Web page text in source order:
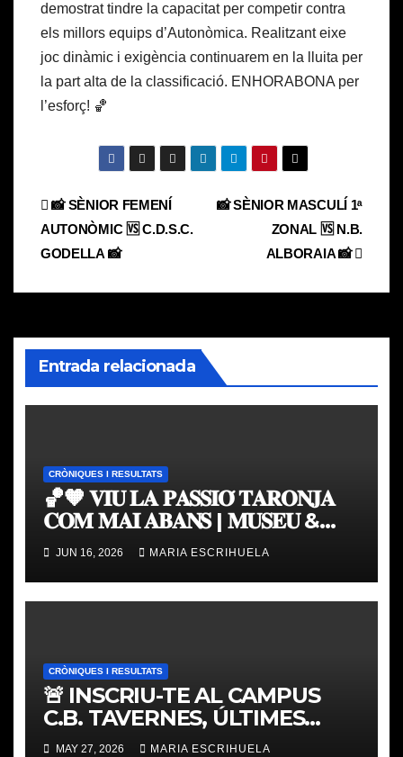
demostrat tindre la capacitat per competir contra
els millors equips d’Autonòmica. Realitzant eixe
joc dinàmic i exigència continuarem en la lluita per
la part alta de la classificació. ENHORABONA per
l’esforç! 🏀
Navegación
de
entradas
📸 SÈNIOR MASCULÍ 1ᵃ
ZONAL 🆚 N.B.
ALBORAIA 📸
📸 SÈNIOR FEMENÍ
AUTONÒMIC 🆚 C.D.S.C.
GODELLA 📸
Entrada relacionada
CRÒNIQUES I RESULTATS
🏀🧡 𝐕𝐈𝐔 𝐋𝐀 𝐏𝐀𝐒𝐒𝐈𝐎́ 𝐓𝐀𝐑𝐎𝐍𝐉𝐀
𝐂𝐎𝐌 𝐌𝐀𝐈 𝐀𝐁𝐀𝐍𝐒 | 𝐌𝐔𝐒𝐄𝐔 &
𝐓𝐎𝐔𝐑 𝐕𝐀𝐋𝐄𝐍𝐂𝐈𝐀 𝐁𝐀𝐒𝐊𝐄𝐓
JUN 16, 2026 MARIA ESCRIHUELA
CRÒNIQUES I RESULTATS
🚨 INSCRIU-TE AL CAMPUS
C.B. TAVERNES, ÚLTIMES
PLACES
MAY 27, 2026 MARIA ESCRIHUELA